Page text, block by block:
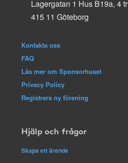
Lagergatan 1 Hus B19a, 4 tr
415 11 Göteborg
Kontakta oss
FAQ
Läs mer om Sponsorhuset
Privacy Policy
Registrera ny förening
Hjälp och frågor
Skapa ett ärende